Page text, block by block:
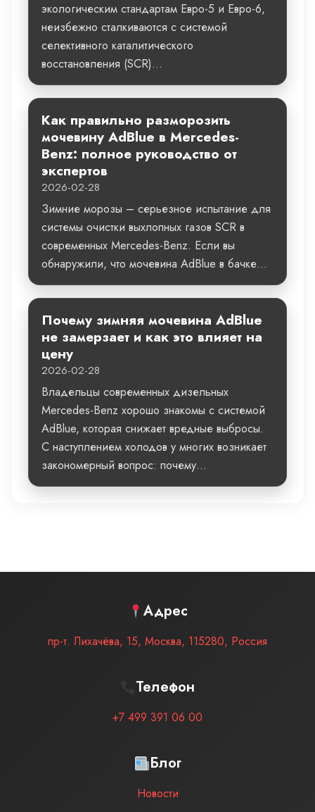
экологическим стандартам Евро-5 и Евро-6,
неизбежно сталкиваются с системой
селективного каталитического
восстановления (SCR)...
Как правильно разморозить
мочевину AdBlue в Mercedes-
Benz: полное руководство от
экспертов
2026-02-28
Зимние морозы – серьезное испытание для
системы очистки выхлопных газов SCR в
современных Mercedes-Benz. Если вы
обнаружили, что мочевина AdBlue в бачке...
Почему зимняя мочевина AdBlue
не замерзает и как это влияет на
цену
2026-02-28
Владельцы современных дизельных
Mercedes-Benz хорошо знакомы с системой
AdBlue, которая снижает вредные выбросы.
С наступлением холодов у многих возникает
закономерный вопрос: почему...
Адрес
пр-т. Лихачёва, 15, Москва, 115280, Россия
Телефон
+7 499 391 06 00
Блог
Новости